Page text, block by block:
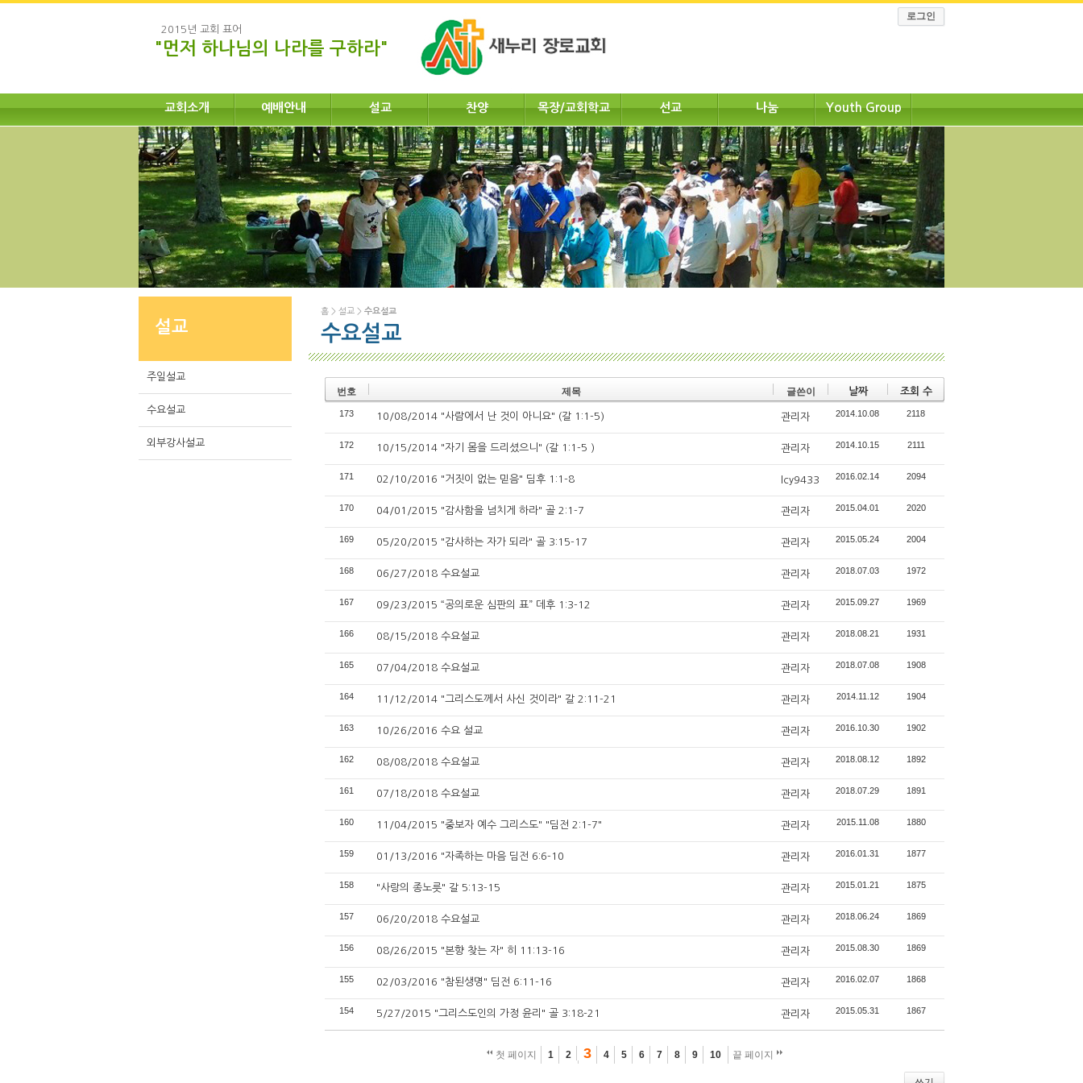
2015년 교회 표어
"먼저 하나님의 나라를 구하라"
로그인
교회소개 예배안내 설교 찬양 목장/교회학교 선교 나눔 Youth Group
설교
주일설교
수요설교
외부강사설교
홈 > 설교 > 수요설교
수요설교
번호 제목 글쓴이 날짜 조회 수
173 10/08/2014 "사람에서 난 것이 아니요" (갈 1:1-5) 관리자 2014.10.08 2118
172 10/15/2014 "자기 몸을 드리셨으니" (갈 1:1-5 ) 관리자 2014.10.15 2111
171 02/10/2016 "거짓이 없는 믿음" 딤후 1:1-8 lcy9433 2016.02.14 2094
170 04/01/2015 "감사함을 넘치게 하라" 골 2:1-7 관리자 2015.04.01 2020
169 05/20/2015 "감사하는 자가 되라" 골 3:15-17 관리자 2015.05.24 2004
168 06/27/2018 수요설교 관리자 2018.07.03 1972
167 09/23/2015 “공의로운 심판의 표” 데후 1:3-12 관리자 2015.09.27 1969
166 08/15/2018 수요설교 관리자 2018.08.21 1931
165 07/04/2018 수요설교 관리자 2018.07.08 1908
164 11/12/2014 "그리스도께서 사신 것이라" 갈 2:11-21 관리자 2014.11.12 1904
163 10/26/2016 수요 설교 관리자 2016.10.30 1902
162 08/08/2018 수요설교 관리자 2018.08.12 1892
161 07/18/2018 수요설교 관리자 2018.07.29 1891
160 11/04/2015 "중보자 예수 그리스도" "딤전 2:1-7" 관리자 2015.11.08 1880
159 01/13/2016 "자족하는 마음 딤전 6:6-10 관리자 2016.01.31 1877
158 "사랑의 종노릇" 갈 5:13-15 관리자 2015.01.21 1875
157 06/20/2018 수요설교 관리자 2018.06.24 1869
156 08/26/2015 "본향 찾는 자" 히 11:13-16 관리자 2015.08.30 1869
155 02/03/2016 "참된생명" 딤전 6:11-16 관리자 2016.02.07 1868
154 5/27/2015 "그리스도인의 가정 윤리" 골 3:18-21 관리자 2015.05.31 1867
첫 페이지 1 2 3 4 5 6 7 8 9 10 끝 페이지